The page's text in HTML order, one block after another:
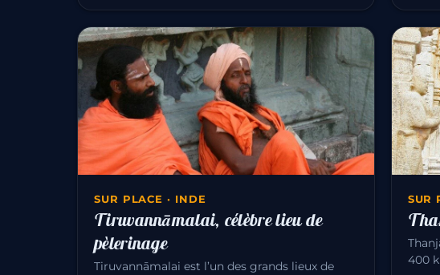
SUR PLACE · INDE
Tiruvannāmalai, célèbre lieu de
pèlerinage
Tiruvannāmalai est l’un des grands lieux de
SUR
400